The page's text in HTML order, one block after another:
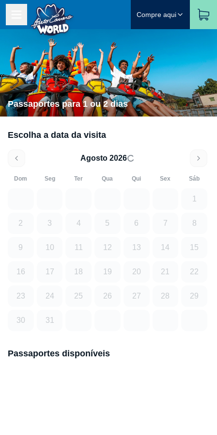
Compre aqui
Passaportes para 1 ou 2 dias
Escolha a data da visita
Agosto 2026
Dom Seg Ter Qua Qui Sex Sáb
1
2 3 4 5 6 7 8
9 10 11 12 13 14 15
16 17 18 19 20 21 22
23 24 25 26 27 28 29
30 31
Passaportes disponíveis